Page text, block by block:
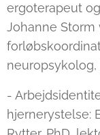
ergoterapeut
Johanne Storm
neuropsykolog,
-
hjernerystelse: